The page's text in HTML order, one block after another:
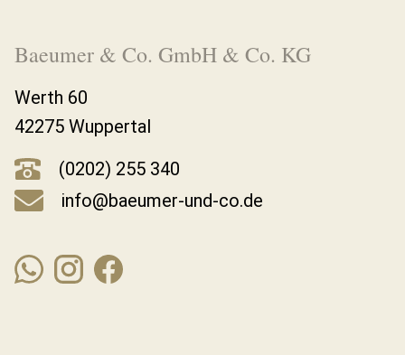
Baeumer & Co. GmbH & Co. KG
Werth 60
42275 Wuppertal
(0202) 255 340
info@baeumer-und-co.de